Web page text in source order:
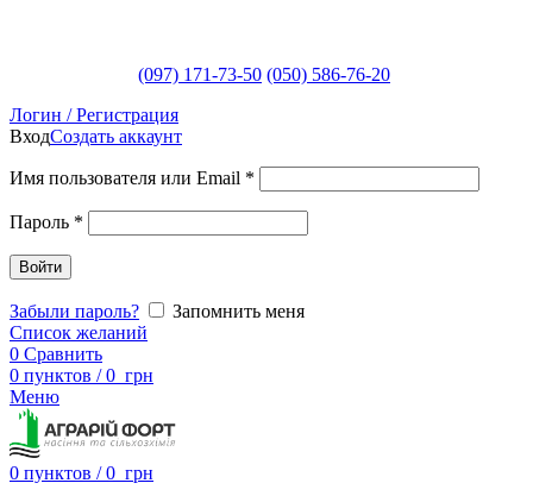
(097) 171-73-50 (050) 586-76-20
Логин / Регистрация
ВходСоздать аккаунт
Имя пользователя или Email *
Пароль *
Войти
Забыли пароль?
Запомнить меня
Список желаний
0 Сравнить
0 пунктов / 0 грн
Меню
0 пунктов / 0 грн